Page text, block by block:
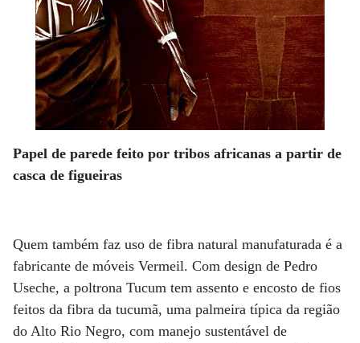
Papel de parede feito por tribos africanas a partir de
casca de figueiras
Quem também faz uso de fibra natural manufaturada é a
fabricante de móveis Vermeil. Com design de Pedro
Useche, a poltrona Tucum tem assento e encosto de fios
feitos da fibra da tucumã, uma palmeira típica da região
do Alto Rio Negro, com manejo sustentável de